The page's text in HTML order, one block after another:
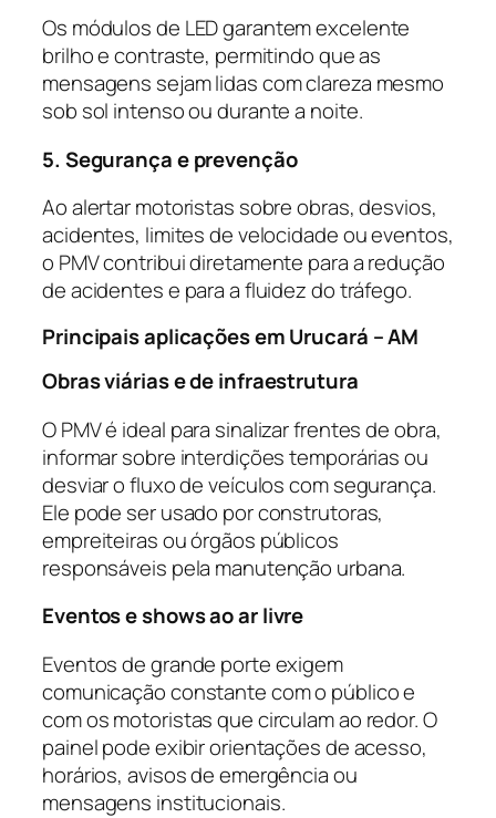
Os módulos de LED garantem excelente
brilho e contraste, permitindo que as
mensagens sejam lidas com clareza mesmo
sob sol intenso ou durante a noite.
5. Segurança e prevenção
Ao alertar motoristas sobre obras, desvios,
acidentes, limites de velocidade ou eventos,
o PMV contribui diretamente para a redução
de acidentes e para a fluidez do tráfego.
Principais aplicações em Urucará – AM
Obras viárias e de infraestrutura
O PMV é ideal para sinalizar frentes de obra,
informar sobre interdições temporárias ou
desviar o fluxo de veículos com segurança.
Ele pode ser usado por construtoras,
empreiteiras ou órgãos públicos
responsáveis pela manutenção urbana.
Eventos e shows ao ar livre
Eventos de grande porte exigem
comunicação constante com o público e
com os motoristas que circulam ao redor. O
painel pode exibir orientações de acesso,
horários, avisos de emergência ou
mensagens institucionais.